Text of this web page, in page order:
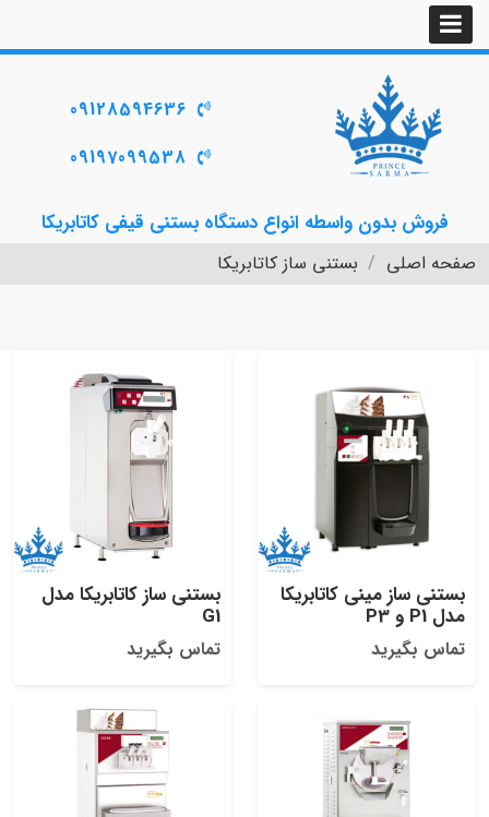
فروش بدون واسطه انواع دستگاه بستنی قیفی کاتابریکا
09128594636
09197099538
صفحه اصلی بستنی ساز کاتابریکا
بستنی ساز مینی کاتابریکا
مدل P1 و P3
تماس بگیرید
بستنی ساز کاتابریکا مدل
G1
تماس بگیرید